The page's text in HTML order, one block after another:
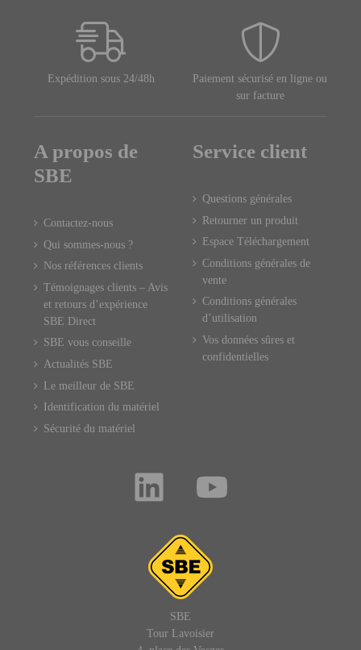
Expédition sous 24/48h
Paiement sécurisé en ligne ou
sur facture
A propos de
SBE
Contactez-nous
Qui sommes-nous ?
Nos références clients
Témoignages clients – Avis
et retours d’expérience
SBE Direct
SBE vous conseille
Actualités SBE
Le meilleur de SBE
Identification du matériel
Sécurité du matériel
Service client
Questions générales
Retourner un produit
Espace Téléchargement
Conditions générales de
vente
Conditions générales
d’utilisation
Vos données sûres et
confidentielles
SBE
Tour Lavoisier